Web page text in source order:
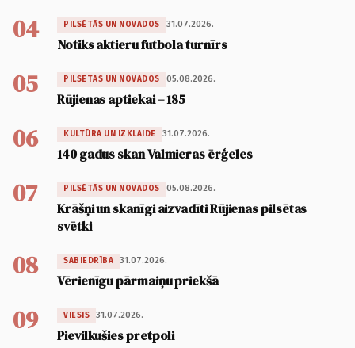
04 PILSĒTĀS UN NOVADOS 31.07.2026.
Notiks aktieru futbola turnīrs
05 PILSĒTĀS UN NOVADOS 05.08.2026.
Rūjienas aptiekai – 185
06 KULTŪRA UN IZKLAIDE 31.07.2026.
140 gadus skan Valmieras ērģeles
07 PILSĒTĀS UN NOVADOS 05.08.2026.
Krāšņi un skanīgi aizvadīti Rūjienas pilsētas
svētki
08 SABIEDRĪBA 31.07.2026.
Vērienīgu pārmaiņu priekšā
09 VIESIS 31.07.2026.
Pievilkušies pretpoli